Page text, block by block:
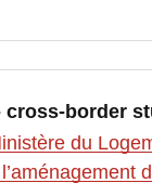
cross-border
du